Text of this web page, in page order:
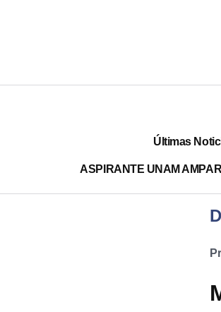
Últimas
ASPIRANTE UNAM